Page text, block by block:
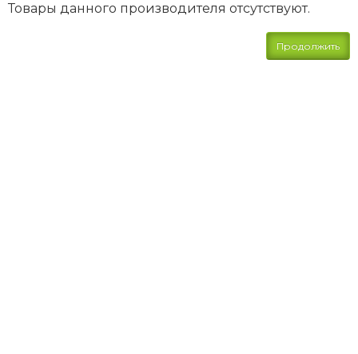
Товары данного производителя отсутствуют.
Продолжить